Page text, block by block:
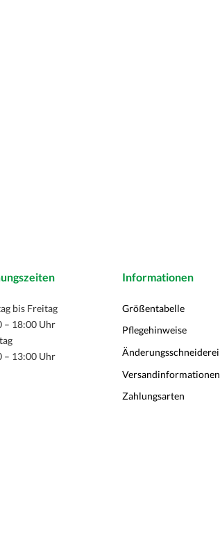
bis Freitag
– 18:00 Uhr
– 13:00 Uhr
Informationen
Größentabelle
Pflegehinweise
Änderungsschneiderei
Versandinformationen
Zahlungsarten